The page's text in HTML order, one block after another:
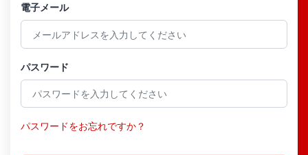
電子メール
パスワード
パスワードをお忘れですか？